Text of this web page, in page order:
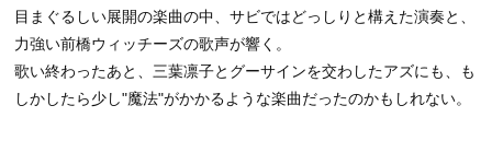
目まぐるしい展開の楽曲の中、サビではどっしりと構えた演奏と、
力強い前橋ウィッチーズの歌声が響く。
歌い終わったあと、三葉凛子とグーサインを交わしたアズにも、も
しかしたら少し"魔法"がかかるような楽曲だったのかもしれない。